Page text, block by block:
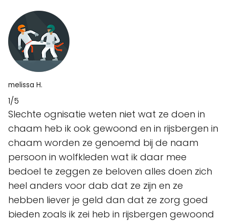
melissa H.
1/5
Slechte ognisatie weten niet wat ze doen in
chaam heb ik ook gewoond en in rijsbergen in
chaam worden ze genoemd bij de naam
persoon in wolfkleden wat ik daar mee
bedoel te zeggen ze beloven alles doen zich
heel anders voor dab dat ze zijn en ze
hebben liever je geld dan dat ze zorg goed
bieden zoals ik zei heb in rijsbergen gewoond